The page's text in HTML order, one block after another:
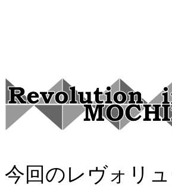
今回のレヴォリ